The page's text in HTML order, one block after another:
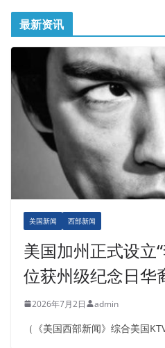
最新资讯
美国新闻 西部新闻
美国加州正式设立
位获州级纪念日华
2026年7月2日 admin
（《美国西部新闻》综合美国